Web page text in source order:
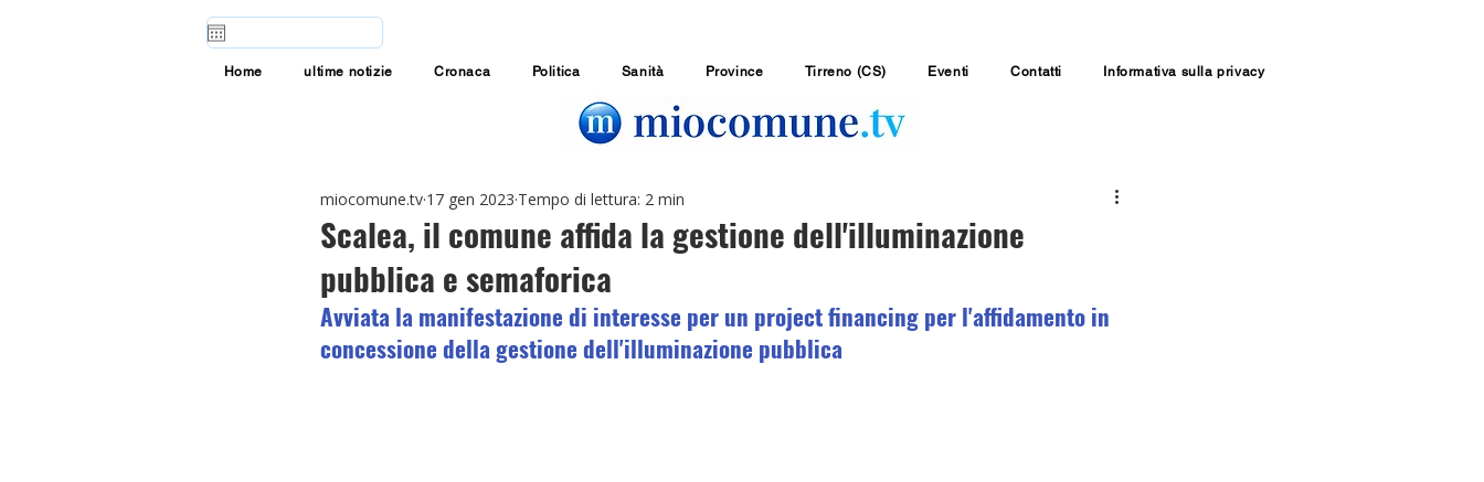
Home ultime notizie Cronaca Politica Sanità Province Tirreno (CS) Eventi Contatti Informativa sulla privacy
Scalea, il comune affida la gestione dell'illuminazione
pubblica e semaforica
miocomune.tv 17 gen 2023 Tempo di lettura: 2 min
Avviata la manifestazione di interesse per un project financing per l'affidamento in
concessione della gestione dell'illuminazione pubblica